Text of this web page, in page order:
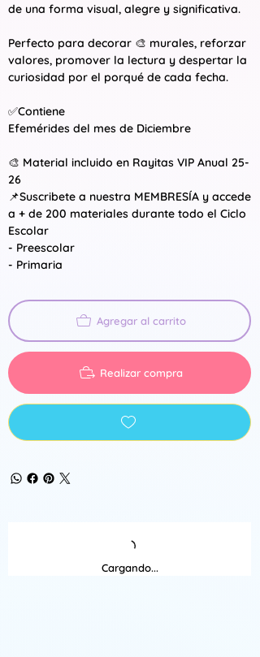
de una forma visual, alegre y significativa.
Perfecto para decorar 🎨 murales, reforzar
valores, promover la lectura y despertar la
curiosidad por el porqué de cada fecha.
✅Contiene
Efemérides del mes de Diciembre
🎨 Material incluido en Rayitas VIP Anual 25-
26
📌Suscribete a nuestra MEMBRESÍA y accede
a + de 200 materiales durante todo el Ciclo
Escolar
- Preescolar
- Primaria
Agregar al carrito
Realizar compra
Cargando...